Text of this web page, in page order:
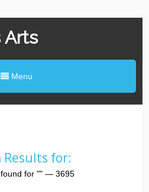
Arts
Menu
Results for:
found for"" — 3695